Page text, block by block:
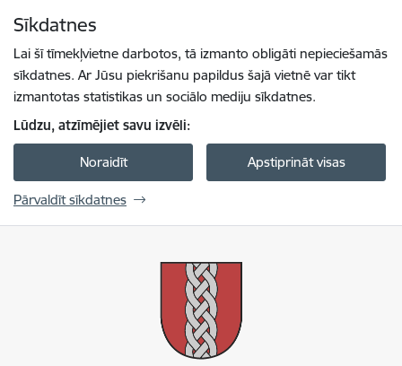
Sīkdatnes
Lai šī tīmekļvietne darbotos, tā izmanto obligāti nepieciešamās
sīkdatnes. Ar Jūsu piekrišanu papildus šajā vietnē var tikt
izmantotas statistikas un sociālo mediju sīkdatnes.
Lūdzu, atzīmējiet savu izvēli:
Noraidīt Apstiprināt visas
Pārvaldīt sīkdatnes